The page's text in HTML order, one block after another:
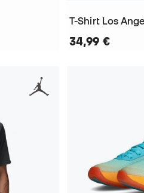
34,99 €